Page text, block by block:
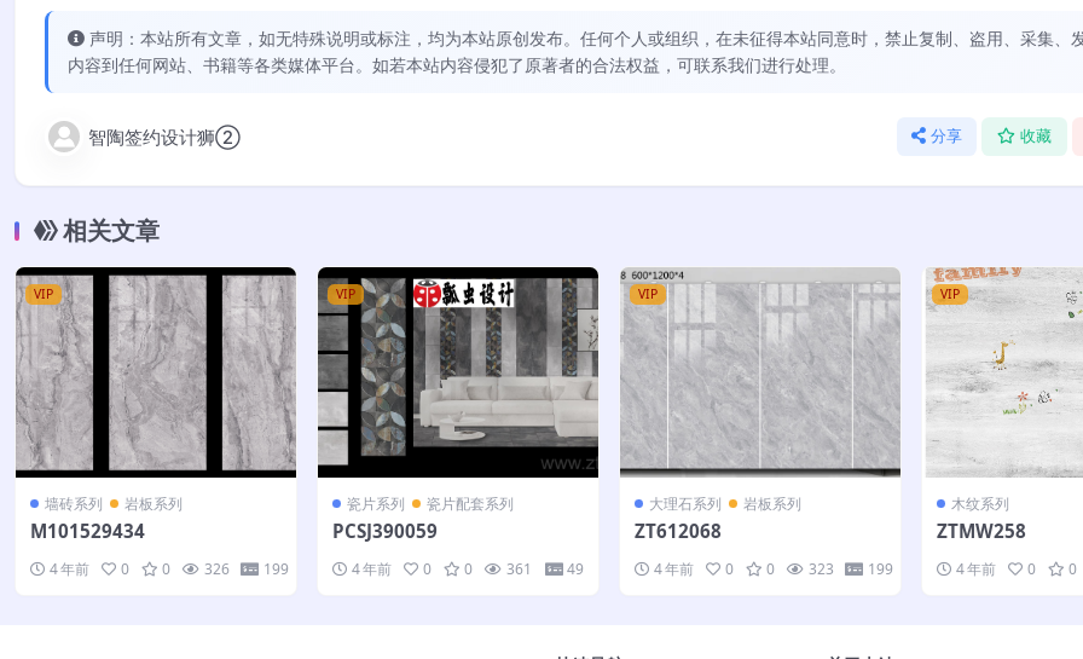
声明：本站所有文章，如无特殊说明或标注，均为本站原创发布。任何个人或组织，在未征得本站同意时，禁止复制、盗用、采集、
内容到任何网站、书籍等各类媒体平台。如若本站内容侵犯了原著者的合法权益，可联系我们进行处理。
智陶签约设计狮② 分享 收藏
相关文章
VIP
墙砖系列 岩板系列
M101529434
4 年前 0 0 326 199
VIP
瓷片系列 瓷片配套系列
PCSJ390059
4 年前 0 0 361 49
VIP
大理石系列 岩板系列
ZT612068
4 年前 0 0 323 199
VIP
木纹系列
ZTMW258
4 年前 0 0